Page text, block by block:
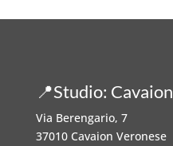
📍Studio: Cavaion
Via Berengario, 7
37010 Cavaion Veronese